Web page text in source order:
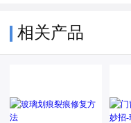
相关产品